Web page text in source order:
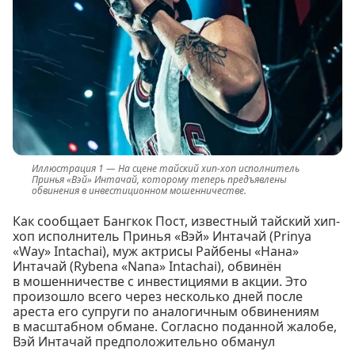
На сцене тайский хип-хоп исполнитель
Принья «Вэй» Интачай, которому теперь предъявлены
обвинения в инвестиционном мошенничестве.
Как сообщает Бангкок Пост, известный тайский хип-
хоп исполнитель Принья «Вэй» Интачай (Prinya
«Way» Intachai), муж актрисы Райбены «Нана»
Интачай (Rybena «Nana» Intachai), обвинён
в мошенничестве с инвестициями в акции. Это
произошло всего через несколько дней после
ареста его супруги по аналогичным обвинениям
в масштабном обмане. Согласно поданной жалобе,
Вэй Интачай предположительно обманул